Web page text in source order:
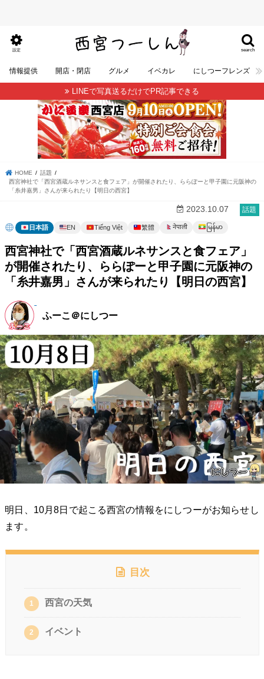
search
設定
情報提供 開店・閉店 グルメ イベカレ にしつーフレンズ
LINEで写真送るだけでPR記事できる
HOME
話題
西宮神社で「西宮酒蔵ルネサンスと食フェア」が開催されたり、ららぽーと甲子園に元阪神の
「糸井嘉男」さんが来られたり【明日の西宮】
話題
2023.10.07
日本語 EN Tiếng Việt 繁體 नेपाली မြန်မာ
西宮神社で「西宮酒蔵ルネサンスと食フェア」
が開催されたり、ららぽーと甲子園に元阪神の
「糸井嘉男」さんが来られたり【明日の西宮】
ふーこ＠にしつー
明日、10月8日で起こる西宮の情報をにしつーがお知らせし
ます。
目次
1 西宮の天気
2 イベント